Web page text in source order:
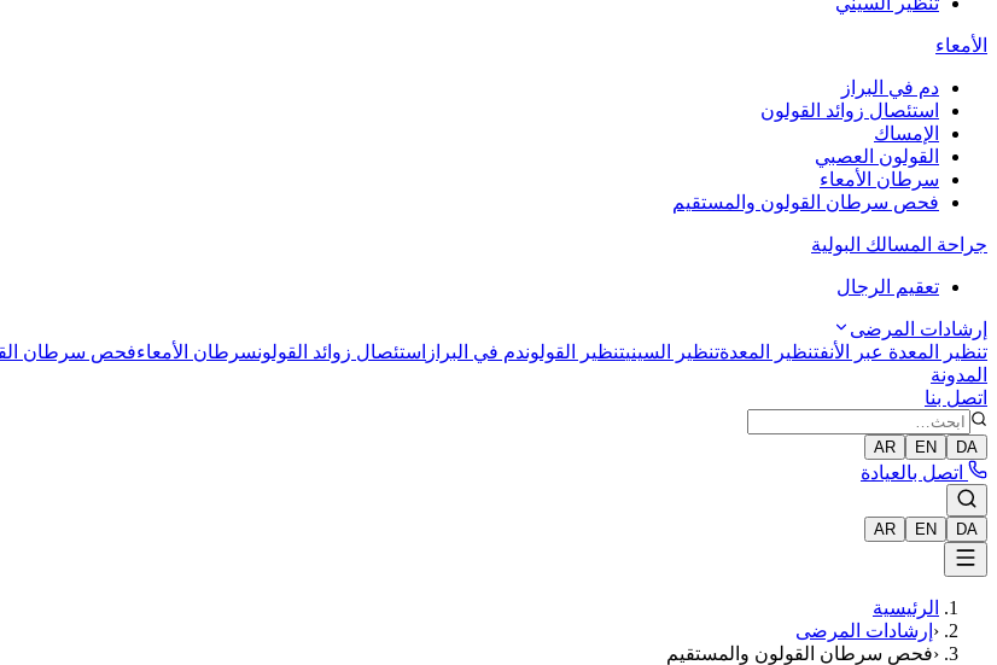
الأمعاء
دم في البراز
استئصال زوائد القولون
الإمساك
القولون العصبي
سرطان الأمعاء
فحص سرطان القولون والمستقيم
جراحة المسالك البولية
تعقيم الرجال
إرشادات المرضى
تنظير المعدة عبر الأنفتنظير المعدةتنظير السينيتنظير القولوندم في البراز استئصال زوائد القولونسرطان الأمعاءفحص سرطان
المدونة
اتصل بنا
DA
EN
AR
اتصل بالعيادة
DA
EN
AR
الرئيسية
‹ إرشادات المرضى
‹فحص سرطان القولون والمستقيم